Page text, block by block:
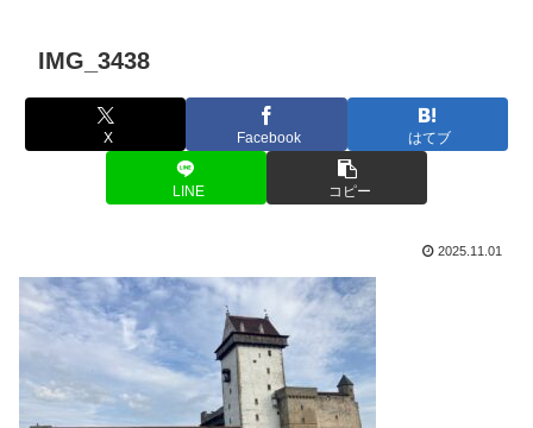
IMG_3438
X Facebook はてブ
LINE コピー
2025.11.01